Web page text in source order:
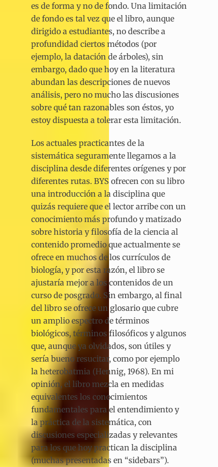
es de forma y no de fondo. Una limitación
de fondo es tal vez que el libro, aunque
dirigido a estudiantes, no describe a
profundidad ciertos métodos (por
ejemplo, la datación de árboles), sin
embargo, dado que hoy en la literatura
abundan las descripciones de nuevos
análisis, pero no mucho las discusiones
sobre qué tan razonables son éstos, yo
estoy dispuesta a tolerar esta limitación.
Los actuales practicantes de la
sistemática seguramente llegamos a la
disciplina desde diferentes orígenes y por
diferentes rutas. BYS ofrecen con su libro
una introducción a la disciplina que
quizás requiere que el lector arribe con un
conocimiento más profundo y matizado
sobre historia y filosofía de la ciencia al
contenido promedio que actualmente se
ofrece en muchos de los currículos de
biología, y por esta razón, el libro se
ajustaría mejor a los contenidos de un
curso de posgrado. Sin embargo, al final
del libro se ofrece un glosario que cubre
un amplio espectro de términos
biológicos, términos filosóficos y algunos
que, aunque ya olvidados, son útiles y
sería bueno resucitar, como por ejemplo
la heterobatmia (Hennig, 1968). En mi
opinión, el libro mezcla en medidas
equivalentes los conocimientos
fundamentales para el entendimiento y
la práctica de la sistemática, con
discusiones especializadas y relevantes
para los que hoy practican la disciplina
(muchas presentadas en “sidebars”).